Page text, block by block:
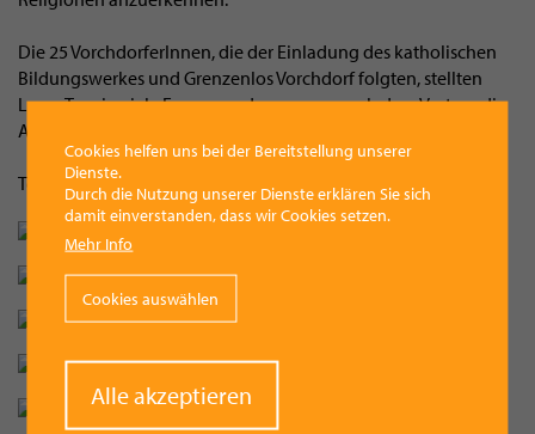
Die 25 VorchdorferInnen, die der Einladung des katholischen
Bildungswerkes und Grenzenlos Vorchdorf folgten, stellten
Lama Tenzin viele Fragen und genossen nach dem Vortrag die
Atmosphäre auf dem einzigartigen Gelände am Bäckerberg.
Text & Fotos: Nicole Erl, "Grenzenlos Vorchdorf"
Cookies helfen uns bei der Bereitstellung unserer
Dienste.
Durch die Nutzung unserer Dienste erklären Sie sich
damit einverstanden, dass wir Cookies setzen.
Mehr Info
Cookies auswählen
Alle akzeptieren